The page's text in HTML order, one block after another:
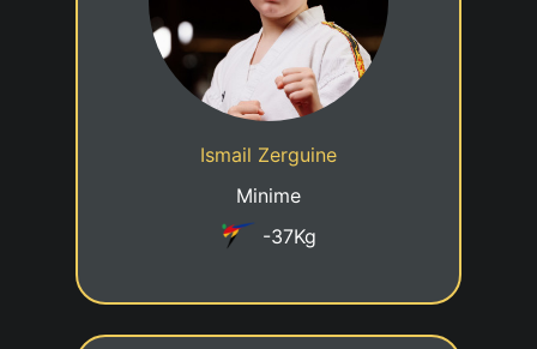
Ismail Zerguine
Minime
-37Kg
Date de naissance
18/09/2015
Cadre jeune talent